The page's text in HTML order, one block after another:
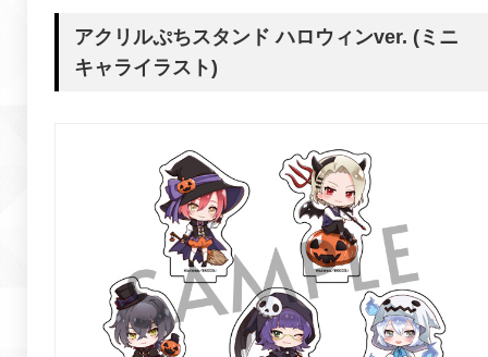
アクリルぷちスタンド ハロウィンver. (ミニ
キャライラスト)